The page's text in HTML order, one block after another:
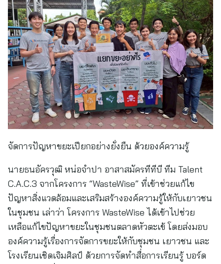
จัดการปัญหาขยะเปียกอย่างยั่งยืน ด้วยองค์ความรู้
นายธนอัครวุฒิ หน่อจำปา อาสาสมัครทีทีบี ทีม Talent
C.A.C.3 จากโครงการ “WasteWise” ที่เข้าช่วยแก้ไข
ปัญหาสิ่งแวดล้อมและเสริมสร้างองค์ความรู้ให้กับเยาวชน
ในชุมชน เล่าว่า โครงการ WasteWise ได้เข้าไปช่วย
เหลือแก้ไขปัญหาขยะในชุมชนตลาดหัวตะเข้ โดยส่งมอบ
องค์ความรู้เรื่องการจัดการขยะให้กับชุมชน เยาวชน และ
โรงเรียนเชิดเจิมศิลป์ ด้วยการจัดทำสื่อการเรียนรู้ บอร์ด